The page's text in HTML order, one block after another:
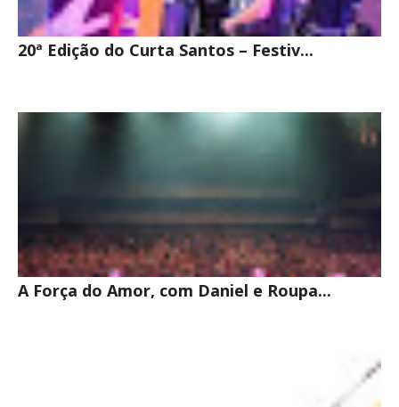
20ª Edição do Curta Santos – Festiv...
A Força do Amor, com Daniel e Roupa...